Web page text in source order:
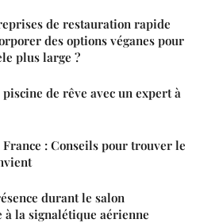
de restauration rapide
des options véganes pour
plus large ?
de rêve avec un expert à
: Conseils pour trouver le
durant le salon
à la signalétique aérienne